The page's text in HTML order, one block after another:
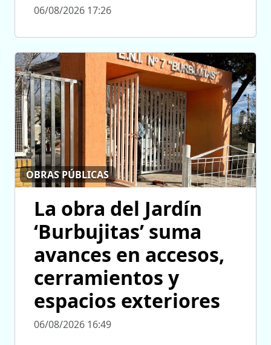
06/08/2026 17:26
OBRAS PÚBLICAS
La obra del Jardín
‘Burbujitas’ suma
avances en accesos,
cerramientos y
espacios exteriores
06/08/2026 16:49